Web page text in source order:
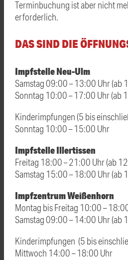
Terminbuchung ist aber nicht
erforderlich.
DAS SIND DIE
Impfstelle Neu-Ulm
Samstag 09:00 – 13:00 Uhr (ab
Sonntag 10:00 – 17:00 Uhr (ab
Kinderimpfungen (5 bis
Sonntag 10:00 – 15:00 Uhr
Impfstelle Illertissen
Freitag 18:00 – 21:00 Uhr (ab
Samstag 15:00 – 18:00 Uhr (ab
Impfzentrum Weißenhorn
Montag bis Freitag 10:00 –
Samstag 09:00 – 14:00 Uhr (ab
Kinderimpfungen (5 bis
Mittwoch 14:00 – 18:00 Uhr